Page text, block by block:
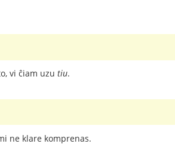
vi ĉiam uzu tiu.
ne klare komprenas.